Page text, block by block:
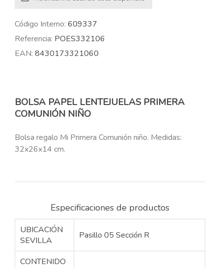
Código Interno: 609337
Referencia: POES332106
EAN: 8430173321060
BOLSA PAPEL LENTEJUELAS PRIMERA
COMUNIÓN NIÑO
Bolsa regalo Mi Primera Comunión niño. Medidas:
32x26x14 cm.
Especificaciones de productos
UBICACIÓN
SEVILLA
Pasillo 05 Sección R
CONTENIDO